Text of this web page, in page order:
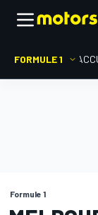
FORMULE 1
Formule 1